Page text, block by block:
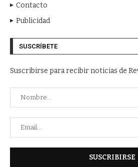
Contacto
Publicidad
SUSCRÍBETE
Suscribirse para recibir noticias de